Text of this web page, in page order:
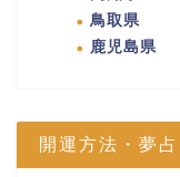
鳥取県
鹿児島県
開運方法・夢